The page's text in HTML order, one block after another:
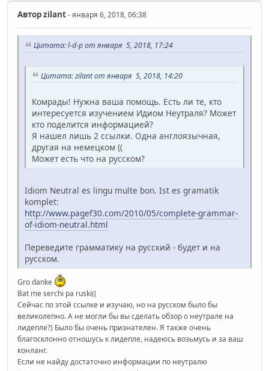
Авторzilant- января 6, 2018, 06:38
Цитата: l-d-p от января 5, 2018, 17:24
Цитата: zilant от января 5, 2018, 14:20
Комрады! Нужна ваша помощь. Есть ли те, кто
интересуется изучением Идиом Неутраля? Может
кто поделится информацией?
Я нашел лишь 2 ссылки. Одна англоязычная,
другая на немецком ((
Может есть что на русском?
Idiom Neutral es lingu multe bon. Ist es gramatik
komplet:
http://www.pagef30.com/2010/05/complete-grammar-
of-idiom-neutral.html
Переведите грамматику на русский - будет и на
русском.
Gro danke
Bat me serchi pa ruski((
Сейчас по этой ссылке и изучаю, но на русском было бы
великолепно. А не могли бы вы сделать обзор о неутрале на
лидепле?) Было бы очень признателен. Я также очень
благосклонно отношусь к лидепле, надеюсь возьмусь и за ваш
конланг.
Если не найду достаточно информации по неутралю